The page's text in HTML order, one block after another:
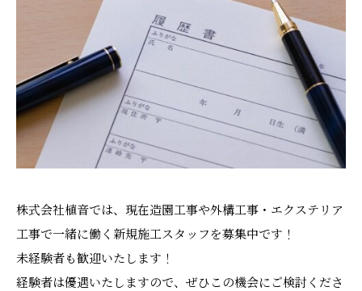
株式会社植音では、現在造園工事や外構工事・エクステリア
工事で一緒に働く新規施工スタッフを募集中です！
未経験者も歓迎いたします！
経験者は優遇いたしますので、ぜひこの機会にご検討くださ